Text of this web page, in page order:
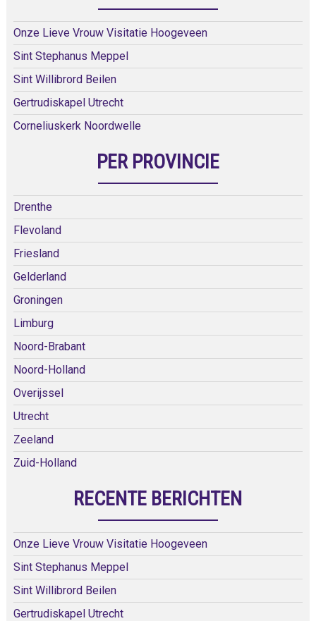
Onze Lieve Vrouw Visitatie Hoogeveen
Sint Stephanus Meppel
Sint Willibrord Beilen
Gertrudiskapel Utrecht
Corneliuskerk Noordwelle
PER PROVINCIE
Drenthe
Flevoland
Friesland
Gelderland
Groningen
Limburg
Noord-Brabant
Noord-Holland
Overijssel
Utrecht
Zeeland
Zuid-Holland
RECENTE BERICHTEN
Onze Lieve Vrouw Visitatie Hoogeveen
Sint Stephanus Meppel
Sint Willibrord Beilen
Gertrudiskapel Utrecht